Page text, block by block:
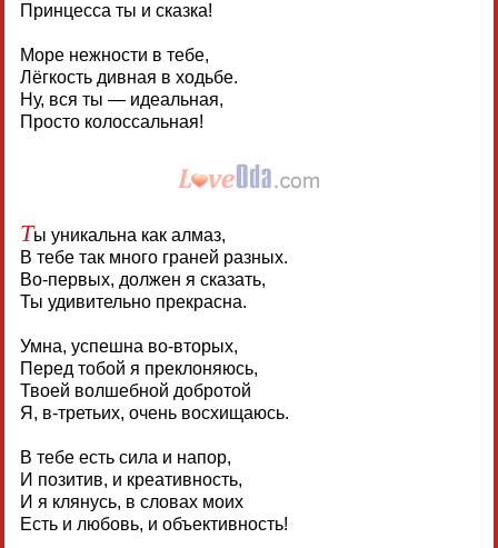
Принцесса ты и сказка!
Море нежности в тебе,
Лёгкость дивная в ходьбе.
Ну, вся ты — идеальная,
Просто колоссальная!
Ты уникальна как алмаз,
В тебе так много граней разных.
Во-первых, должен я сказать,
Ты удивительно прекрасна.
Умна, успешна во-вторых,
Перед тобой я преклоняюсь,
Твоей волшебной добротой
Я, в-третьих, очень восхищаюсь.
В тебе есть сила и напор,
И позитив, и креативность,
И я клянусь, в словах моих
Есть и любовь, и объективность!